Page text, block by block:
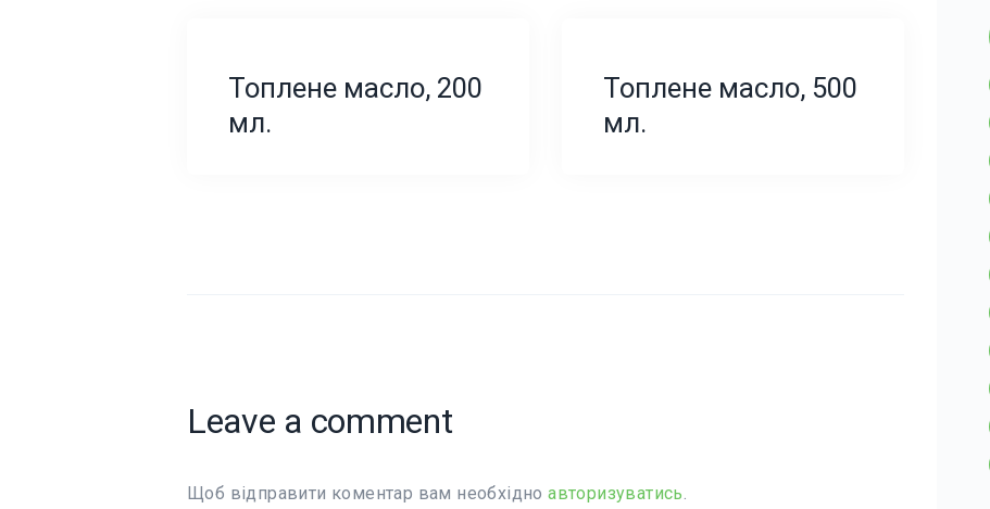
Топлене масло, 200
мл.
Топлене масло, 500
мл.
Leave a comment
Щоб відправити коментар вам необхідноавторизуватись